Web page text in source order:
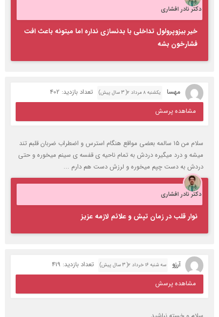
دکتر نادر افشاری
خیر بیزوپرولول تداخلی با بدنسازی نداره اما میتونه باعث افت
فشارخون بشه
مهسا یکشنبه ۸ مرداد ۲( 3 سال پیش)
تعداد بازدید: 402
مشاهده پرسش
سلام من ۱۵ سالمه بعضی مواقع هنگام استرس و اضطراب ضربان قلبم تند
میشه و درد میگیره دردش به تمام ناحیه‌ ی قفسه‌ ی سینم میخوره و حتی
دردش به دست چپم میخوره و لرزش دست هم دارم ‌...
دکتر نادر افشاری
نوار قلب در زمان تپش و علائم لازمه عزیز
آرزو سه شنبه ۱۶ خرداد ۲( 3 سال پیش)
تعداد بازدید: 419
مشاهده پرسش